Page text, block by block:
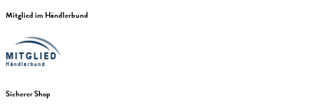
Mitglied im Händlerbund
Sicherer Shop